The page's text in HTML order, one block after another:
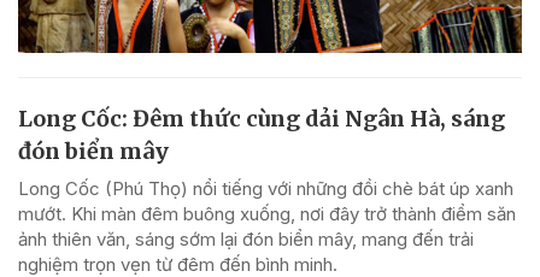
Long Cốc: Đêm thức cùng dải Ngân Hà, sáng
đón biển mây
Long Cốc (Phú Thọ) nổi tiếng với những đồi chè bát úp xanh
mướt. Khi màn đêm buông xuống, nơi đây trở thành điểm săn
ảnh thiên văn, sáng sớm lại đón biển mây, mang đến trải
nghiệm trọn vẹn từ đêm đến bình minh.